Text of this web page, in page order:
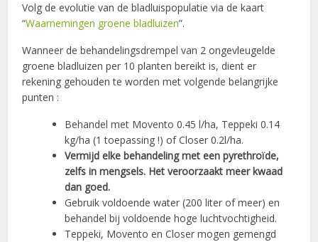
Volg de evolutie van de bladluispopulatie via de kaart
“Waarnemingen groene bladluizen”.
Wanneer de behandelingsdrempel van 2 ongevleugelde
groene bladluizen per 10 planten bereikt is, dient er
rekening gehouden te worden met volgende belangrijke
punten :
Behandel met Movento 0.45 l/ha, Teppeki 0.14
kg/ha (1 toepassing !) of Closer 0.2l/ha.
Vermijd elke behandeling met een pyrethroïde,
zelfs in mengsels. Het veroorzaakt meer kwaad
dan goed.
Gebruik voldoende water (200 liter of meer) en
behandel bij voldoende hoge luchtvochtigheid.
Teppeki, Movento en Closer mogen gemengd